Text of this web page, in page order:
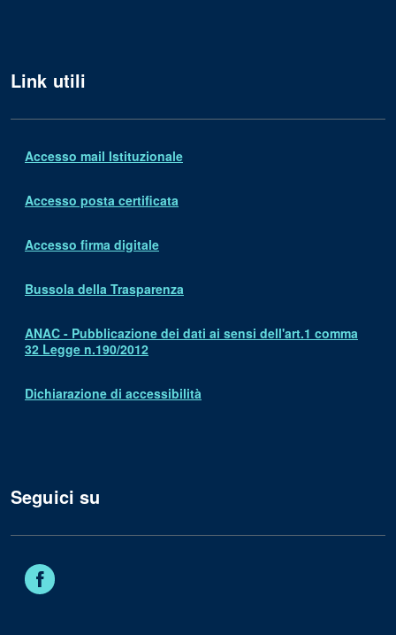
Link utili
Accesso mail Istituzionale
Accesso posta certificata
Accesso firma digitale
Bussola della Trasparenza
ANAC - Pubblicazione dei dati ai sensi dell'art.1 comma
32 Legge n.190/2012
Dichiarazione di accessibilità
Seguici su